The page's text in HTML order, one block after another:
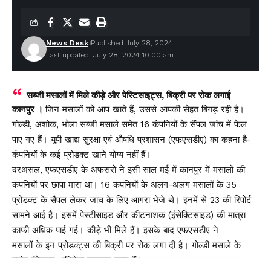
Last updated: July 28, 2024 10:00 am
News Desk Published July 28, 2024
सब्जी मसालों में मिले कीड़े और पेस्टिसाइट्स, बिक्री पर रोक लगाई
कानपुर ।जिन मसालों को आप खाते हैं, उससे आपकी सेहत बिगड़ रही है।
गोल्डी, अशोक, भोला सब्जी मसाले समेत 16 कंपनियों के सैंपल जांच में फेल
पाए गए हैं। यूपी खाद्य सुरक्षा एवं औषधि प्रशासन (एफएसडीए) का कहना है-
कंपनियों के कई प्रोडक्ट खाने योग्य नहीं हैं।
दरअसल, एफएसडीए के अफसरों ने इसी साल मई में कानपुर में मसालों की
कंपनियों पर छापा मारा था। 16 कंपनियों के अलग-अलग मसालों के 35
प्रोडक्ट के सैंपल लेकर जांच के लिए आगरा भेजे थे। इनमें से 23 की रिपोर्ट
सामने आई है। इसमें पेस्टीसाइड और कीटनाशक (इंसेक्टिसाइड) की मात्रा
काफी अधिक पाई गई। कीड़े भी मिले हैं। इसके बाद एफएसडीए ने
मसालों के इन प्रोडक्ट्स की बिक्री पर रोक लगा दी है। गोल्डी मसाले के